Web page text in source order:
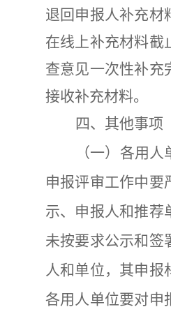
退回申报人补充材
在线上补充材料截
查意见一次性补充
接收补充材料。
四、其他事项
（一） 各用人
申报评审工作中要
示、申报人和推荐
未按要求公示和签
人和单位，其申报
各用人单位要对申